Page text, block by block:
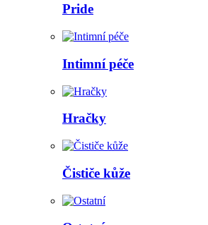
Pride
Intimní péče
Hračky
Čističe kůže